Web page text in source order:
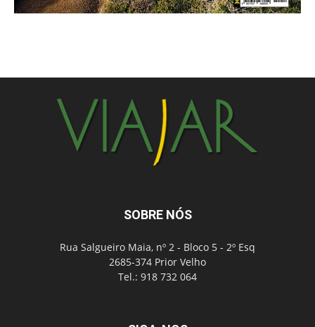
SOBRE NÓS
Rua Salgueiro Maia, nº 2 - Bloco 5 - 2º Esq
2685-374 Prior Velho
Tel.: 918 732 064